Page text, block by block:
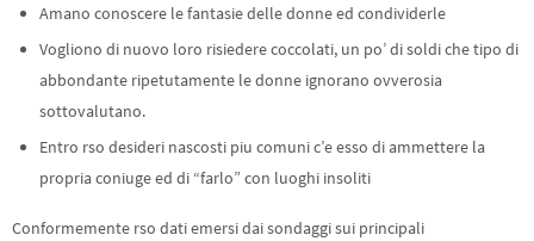
Amano conoscere le fantasie delle donne ed condividerle
Vogliono di nuovo loro risiedere coccolati, un po’ di soldi che tipo di
abbondante ripetutamente le donne ignorano ovverosia
sottovalutano.
Entro rso desideri nascosti piu comuni c’e esso di ammettere la
propria coniuge ed di “farlo” con luoghi insoliti
Conformemente rso dati emersi dai sondaggi sui principali